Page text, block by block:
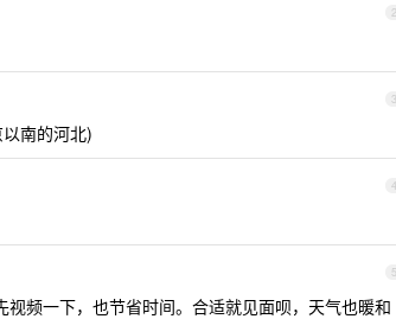
2
3
南的河北)
4
5
频一下，也节省时间。合适就见面呗，天气也暖和